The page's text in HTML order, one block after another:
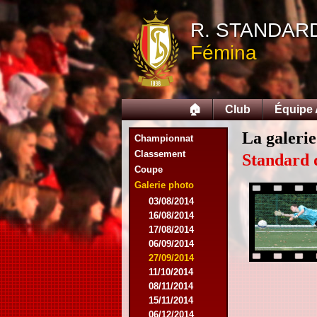
R.
Fémina
🏠 Club Équipe
Championnat
Classement
Coupe
Galerie photo
03/08/2014
16/08/2014
17/08/2014
06/09/2014
27/09/2014
11/10/2014
08/11/2014
15/11/2014
06/12/2014
La
Standard